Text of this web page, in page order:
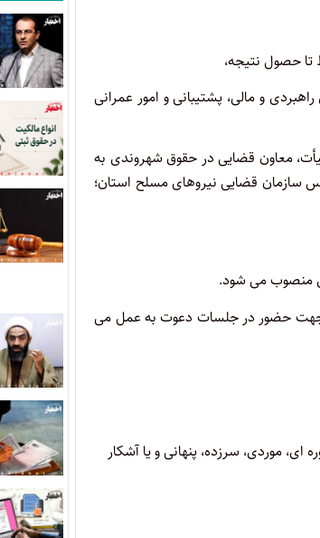
تا حصول نتیجه،
و مالی، پشتیبانی و امور عمرانی
معاون قضایی در حقوق شهروندی به
سازمان قضایی نیروهای مسلح استان؛
جهت حضور در جلسات دعوت به عمل می
موردی، سرزده، پنهانی و یا آشکار